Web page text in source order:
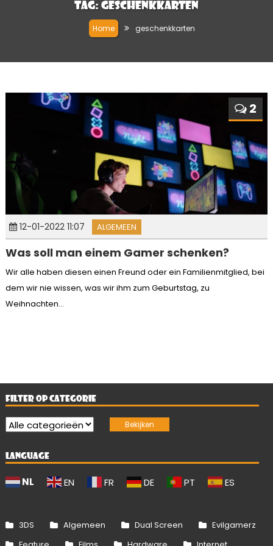
Tag: geschenkkarten
Home geschenkkarten
2
12-01-2022 11:07 ALGEMEEN
Was soll man einem Gamer schenken?
Wir alle haben diesen einen Freund oder ein Familienmitglied, bei
dem wir nie wissen, was wir ihm zum Geburtstag, zu
Weihnachten...
FILTER OP CATEGORIE
LANGUAGE
NL EN FR DE PT ES
3DS Algemeen Dual Screen
Evilgamerz